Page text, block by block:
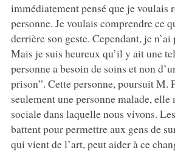
immédiatement pensé que je voulais
personne. Je voulais comprendre ce
derrière son geste. Cependant, je
Mais je suis heureux qu’il y ait une
personne a besoin de soins et non
prison”. Cette personne, poursuit M.
seulement une personne malade,
sociale dans laquelle nous vivons.
battent pour permettre aux gens de
qui vient de l’art, peut aider à ce